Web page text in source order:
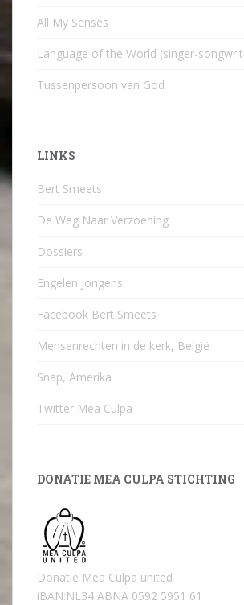
All My Senses
Language of the World (singer-
Tussenpersoon van God
LINKS
Bert Smeets
De Weg Naar Verzoening
Dossiers
Engelen Jongens
Facebook Bert Smeets
Mensenrechten in de kerk, België
Snap, Amerika
Twitter Mea Culpa
DONATIE MEA CULPA STICHTING
Donatie Mea Culpa united
iBAN:NL34 ABNA 0592 5951 61